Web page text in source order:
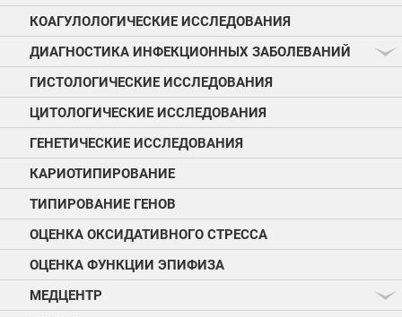
КОАГУЛОЛОГИЧЕСКИЕ ИССЛЕДОВАНИЯ
ДИАГНОСТИКА ИНФЕКЦИОННЫХ ЗАБОЛЕВАНИЙ
ГИСТОЛОГИЧЕСКИЕ ИССЛЕДОВАНИЯ
ЦИТОЛОГИЧЕСКИЕ ИССЛЕДОВАНИЯ
ГЕНЕТИЧЕСКИЕ ИССЛЕДОВАНИЯ
КАРИОТИПИРОВАНИЕ
ТИПИРОВАНИЕ ГЕНОВ
ОЦЕНКА ОКСИДАТИВНОГО СТРЕССА
ОЦЕНКА ФУНКЦИИ ЭПИФИЗА
МЕДЦЕНТР